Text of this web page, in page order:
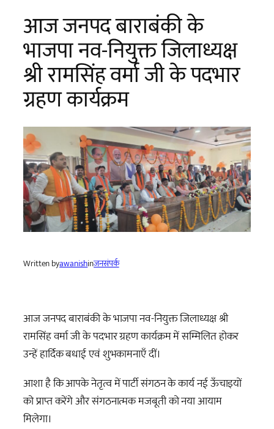
आज जनपद बाराबंकी के
भाजपा नव-नियुक्त जिलाध्यक्ष
श्री रामसिंह वर्मा जी के पदभार
ग्रहण कार्यक्रम
Written byawanishinजनसंपर्क
आज जनपद बाराबंकी के भाजपा नव-नियुक्त जिलाध्यक्ष श्री
रामसिंह वर्मा जी के पदभार ग्रहण कार्यक्रम में सम्मिलित होकर
उन्हें हार्दिक बधाई एवं शुभकामनाएँ दीं।
आशा है कि आपके नेतृत्व में पार्टी संगठन के कार्य नई ऊँचाइयों
को प्राप्त करेंगे और संगठनात्मक मजबूती को नया आयाम
मिलेगा।